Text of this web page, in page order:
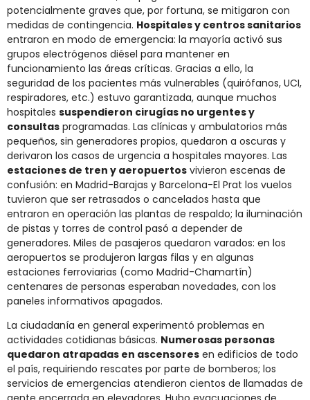
potencialmente graves que, por fortuna, se mitigaron con
medidas de contingencia. Hospitales y centros sanitarios
entraron en modo de emergencia: la mayoría activó sus
grupos electrógenos diésel para mantener en
funcionamiento las áreas críticas. Gracias a ello, la
seguridad de los pacientes más vulnerables (quirófanos, UCI,
respiradores, etc.) estuvo garantizada, aunque muchos
hospitales suspendieron cirugías no urgentes y
consultas programadas. Las clínicas y ambulatorios más
pequeños, sin generadores propios, quedaron a oscuras y
derivaron los casos de urgencia a hospitales mayores. Las
estaciones de tren y aeropuertos vivieron escenas de
confusión: en Madrid-Barajas y Barcelona-El Prat los vuelos
tuvieron que ser retrasados o cancelados hasta que
entraron en operación las plantas de respaldo; la iluminación
de pistas y torres de control pasó a depender de
generadores. Miles de pasajeros quedaron varados: en los
aeropuertos se produjeron largas filas y en algunas
estaciones ferroviarias (como Madrid-Chamartín)
centenares de personas esperaban novedades, con los
paneles informativos apagados​.
La ciudadanía en general experimentó problemas en
actividades cotidianas básicas. Numerosas personas
quedaron atrapadas en ascensores en edificios de todo
el país​, requiriendo rescates por parte de bomberos; los
servicios de emergencias atendieron cientos de llamadas de